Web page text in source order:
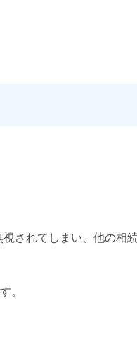
されてしまい、他の相
。